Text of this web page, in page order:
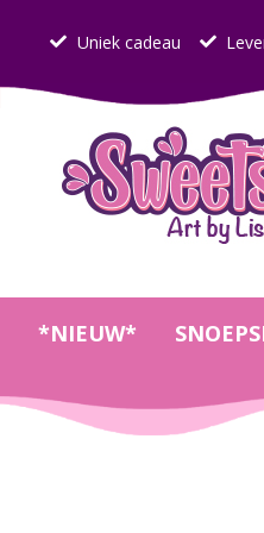
Uniek cadeau
*NIEUW*